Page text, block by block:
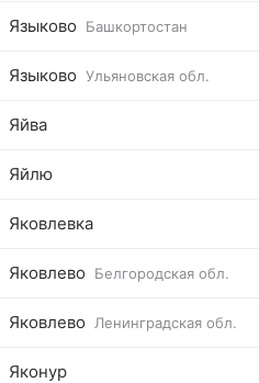
Языково Башкортостан
Языково Ульяновская обл.
Яйва
Яйлю
Яковлевка
Яковлево Белгородская обл.
Яковлево Ленинградская обл.
Яконур